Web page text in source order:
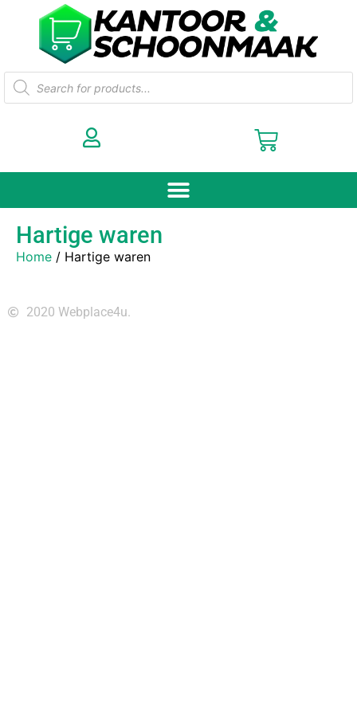
Hartige waren
Home / Hartige waren
2020 Webplace4u.